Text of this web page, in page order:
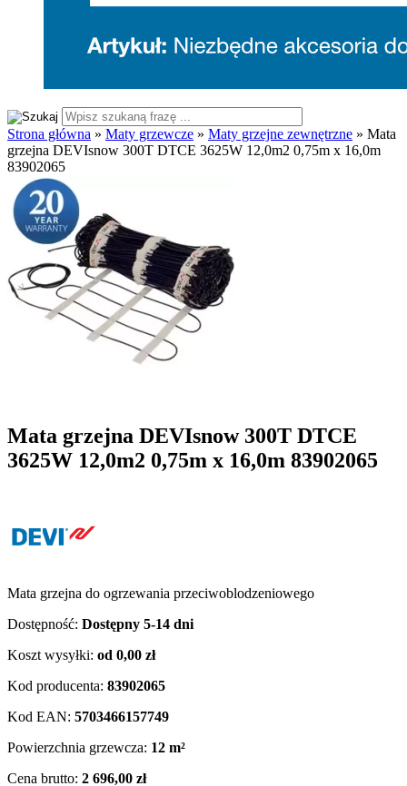
Strona główna » Maty grzewcze » Maty grzejne zewnętrzne » Mata
grzejna DEVIsnow 300T DTCE 3625W 12,0m2 0,75m x 16,0m
83902065
Mata grzejna DEVIsnow 300T DTCE
3625W 12,0m2 0,75m x 16,0m 83902065
Mata grzejna do ogrzewania przeciwoblodzeniowego
Dostępność: Dostępny 5-14 dni
Koszt wysyłki: od 0,00 zł
Kod producenta: 83902065
Kod EAN: 5703466157749
Powierzchnia grzewcza: 12 m²
Cena brutto: 2 696,00 zł